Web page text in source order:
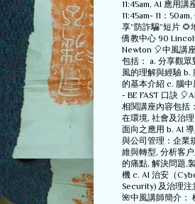
11:45am, AI 應用講
11:45am- 11：50am,
享”防詐騙”短片 🌻
僑教中心 90
Newton 🎈中風講
包括： a. 分享觀眾
風的理解與經驗 b.
的基本介紹 c. 腦中
- BE FAST 口訣
相関講座內容包括
在環境, 社會及治理
面向之應用 b. AI
與公司管理：企業
維與轉型, 分析客
的痛點, 解決問題,
機 c. AI 治安（
Security) 及治理注
🌺中風講師簡介：